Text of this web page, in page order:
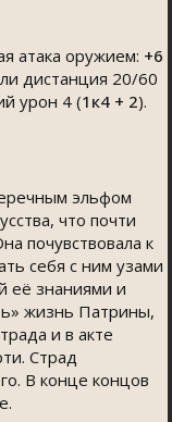
атака оружием: +6
дистанция 20/60
урон 4 (1к4 + 2).
эльфом
что почти
почувствовала к
себя с ним узами
её знаниями и
жизнь Патрины,
и в акте
Страд
В конце концов